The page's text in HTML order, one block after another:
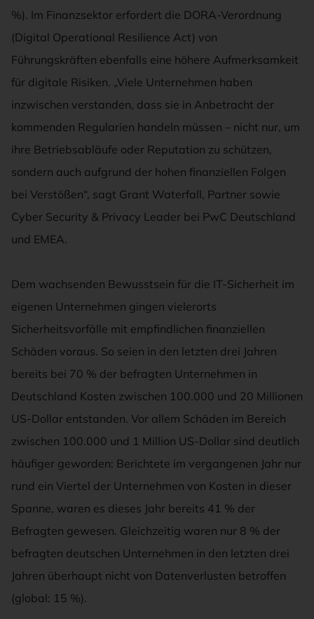
%). Im Finanzsektor erfordert die DORA-Verordnung
(Digital Operational Resilience Act) von
Führungskräften ebenfalls eine höhere Aufmerksamkeit
für digitale Risiken. „Viele Unternehmen haben
inzwischen verstanden, dass sie in Anbetracht der
kommenden Regularien handeln müssen – nicht nur, um
ihre Betriebsabläufe oder Reputation zu schützen,
sondern auch aufgrund der hohen finanziellen Folgen
bei Verstößen“, sagt Grant Waterfall, Partner sowie
Cyber Security & Privacy Leader bei PwC Deutschland
und EMEA.
Dem wachsenden Bewusstsein für die IT-Sicherheit im
eigenen Unternehmen gingen vielerorts
Sicherheitsvorfälle mit empfindlichen finanziellen
Schäden voraus. So seien in den letzten drei Jahren
bereits bei 70 % der befragten Unternehmen in
Deutschland Kosten zwischen 100.000 und 20 Millionen
US-Dollar entstanden. Vor allem Schäden im Bereich
zwischen 100.000 und 1 Million US-Dollar sind deutlich
häufiger geworden: Berichtete im vergangenen Jahr nur
rund ein Viertel der Unternehmen von Kosten in dieser
Spanne, waren es dieses Jahr bereits 41 % der
Befragten gewesen. Gleichzeitig waren nur 8 % der
befragten deutschen Unternehmen in den letzten drei
Jahren überhaupt nicht von Datenverlusten betroffen
(global: 15 %).